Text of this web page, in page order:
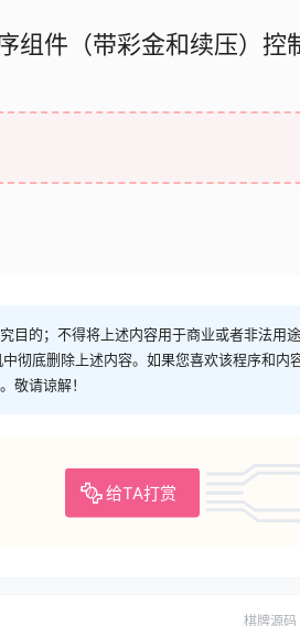
组件（带彩金和续压）控
目的；不得将上述内容用于商业或者非法用
彻底删除上述内容。如果您喜欢该程序和内
敬请谅解！
给TA打赏
棋牌源码